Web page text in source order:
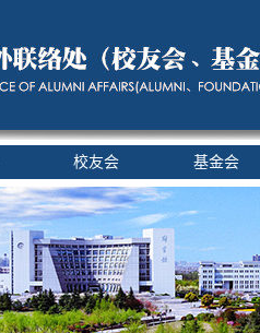
校友会 基金会